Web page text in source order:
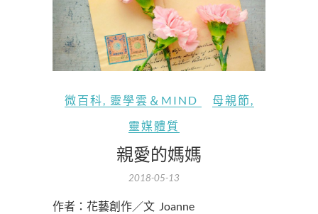
微百科, 靈學雲＆MIND 母親節,
靈媒體質
親愛的媽媽
2018-05-13
作者：花藝創作／文 Joanne